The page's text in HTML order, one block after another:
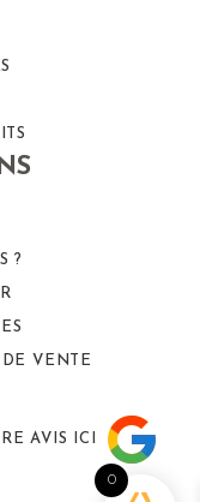
?
VENTE
AVIS ICI
0